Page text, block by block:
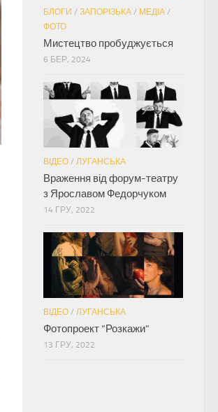
БЛОГИ / ЗАПОРІЗЬКА / МЕДІА /
ФОТО
Мистецтво пробуджується
6 БЕР, 2024
ВІДЕО / ЛУГАНСЬКА
Враження від форум-театру
з Ярославом Федорчуком
14 ГРУ, 2022
ВІДЕО / ЛУГАНСЬКА
Фотопроект “Розкажи”
13 ГРУ, 2022